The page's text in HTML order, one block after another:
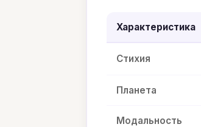
Характеристика
Стихия
Планета
Модальность